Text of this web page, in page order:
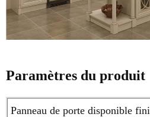
Paramètres du produit
Panneau de porte disponible fini